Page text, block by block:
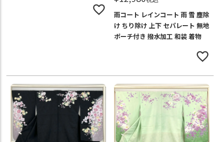
雨コート レインコート 雨 雪 塵除
け ちり除け 上下 セパレート 無地
ポーチ付き 撥水加工 和装 着物